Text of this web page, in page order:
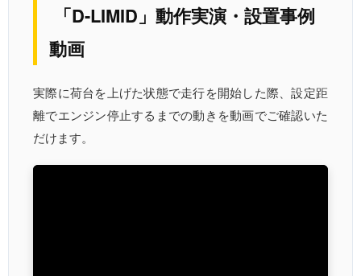
「D-LIMID」動作実演・設置事例
動画
実際に荷台を上げた状態で走行を開始した際、設定距
離でエンジン停止するまでの動きを動画でご確認いた
だけます。